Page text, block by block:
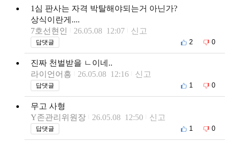
1심 판사는 자격 박탈해야되는거 아닌가?
상식이란게....
7호선현인
26.05.08 12:07 신고
답댓글 2 0
진짜 천벌받을 ㄴ이네..
라이언어흥
26.05.08 12:16 신고
답댓글 1 0
무고 사형
Y존관리위원장
26.05.08 12:50 신고
답댓글 1 0